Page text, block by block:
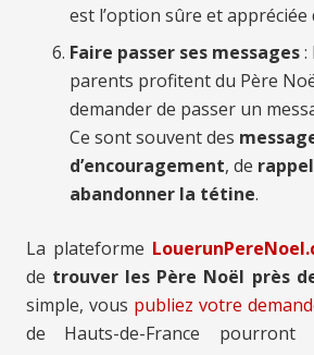
est l’option sûre et appréciée
Faire passer ses messages:
parents profitent du Père
demander de passer un
Ce sont souvent des
d’encouragement, de
abandonner la tétine.
La plateforme
de trouver les Père Noël près
simple, vous publiez votre
de Hauts-de-France